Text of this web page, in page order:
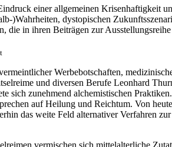
einer allgemeinen Krisenhaftigkeit
)Wahrheiten, dystopischen
die in ihren Beiträgen zur Ausstellungsreihe
Werbebotschaften,
und diversen Berufe Leonhard
sich zunehmend alchemistischen
auf Heilung und Reichtum. Von
das weite Feld alternativer Verfahren
vermischen sich mittelalterliche